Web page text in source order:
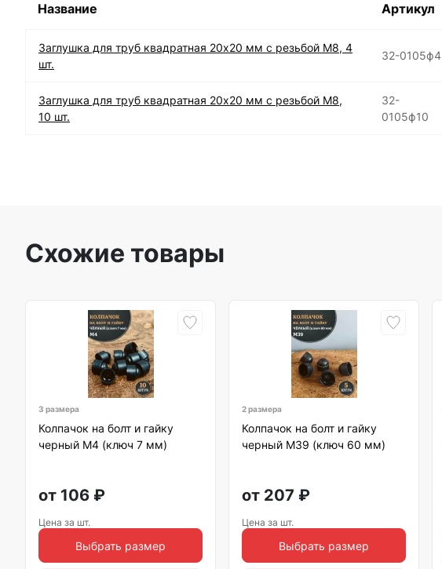
Название Артикул
Заглушка для труб квадратная 20х20 мм с резьбой М8, 4
шт.
32-0105ф4
Заглушка для труб квадратная 20х20 мм с резьбой М8,
10 шт.
32-
0105ф10
Схожие товары
3 размера
Колпачок на болт и гайку
черный M4 (ключ 7 мм)
от 106 ₽
Цена за шт.
Выбрать размер
2 размера
Колпачок на болт и гайку
черный M39 (ключ 60 мм)
от 207 ₽
Цена за шт.
Выбрать размер